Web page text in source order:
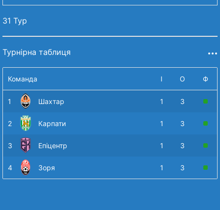
31 Тур
Турнірна таблиця
Команда І О Ф
1 Шахтар 1 3
2 Карпати 1 3
3 Епіцентр 1 3
4 Зоря 1 3